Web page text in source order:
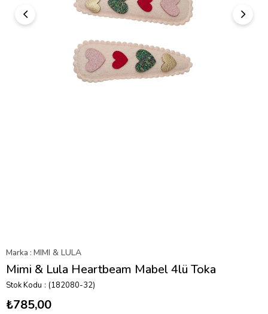
Marka : MIMI & LULA
Mimi & Lula Heartbeam Mabel 4lü Toka
Stok Kodu (182080-32)
₺785,00